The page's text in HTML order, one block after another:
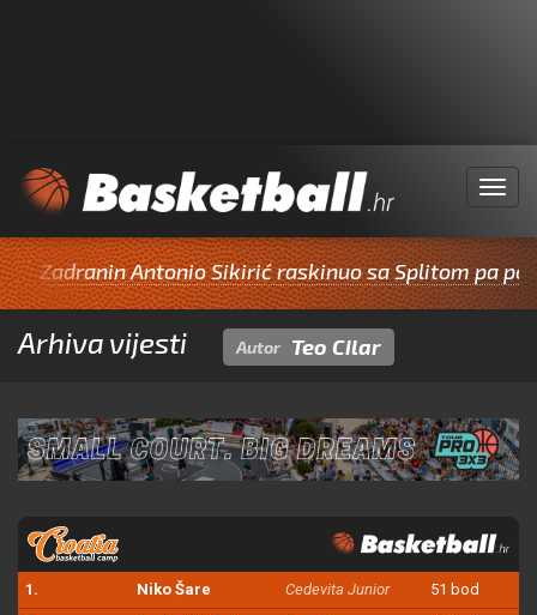
Menu
Antonio Sikirić raskinuo sa Splitom pa potpisao
Arhiva vijesti Autor Teo Cilar
1. Niko Šare Cedevita Junior 51 bod